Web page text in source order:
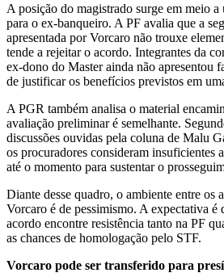
A posição do magistrado surge em meio
para o ex-banqueiro. A PF avalia que a
apresentada por Vorcaro não trouxe
tende a rejeitar o acordo. Integrantes da
ex-dono do Master ainda não apresentou
de justificar os benefícios previstos em
A PGR também analisa o material
avaliação preliminar é semelhante.
discussões ouvidas pela coluna de Malu
os procuradores consideram insuficientes
até o momento para sustentar o
Diante desse quadro, o ambiente entre os
Vorcaro é de pessimismo. A expectativa é
acordo encontre resistência tanto na PF
as chances de homologação pelo STF.
Vorcaro pode ser transferido para